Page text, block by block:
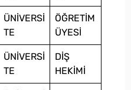
ÜNİVERSİ
TE
ÖĞRETİM
ÜYESİ
ÜNİVERSİ
TE
DİŞ
HEKİMİ